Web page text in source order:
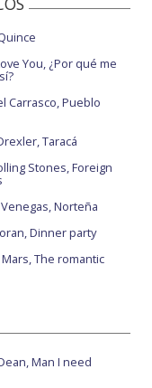
You, ¿Por qué me
Carrasco, Pueblo
Taracá
Stones, Foreign
Norteña
Dinner party
The romantic
Man I need